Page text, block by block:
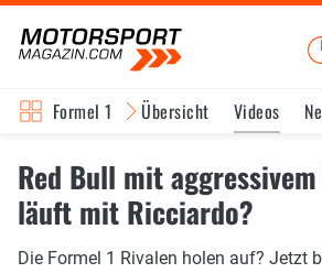
Formel 1 Übersicht Videos
Red Bull mit aggressivem
läuft mit Ricciardo?
Die Formel 1 Rivalen holen auf? Jetzt